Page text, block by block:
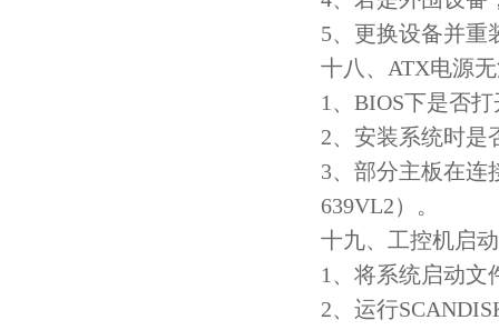
5、更换设备并重
十八、ATX电源
1、BIOS下是否
2、安装系统时是
3、部分主板在连
639VL2）。
十九、工控机启
1、将系统启动文
2、运行